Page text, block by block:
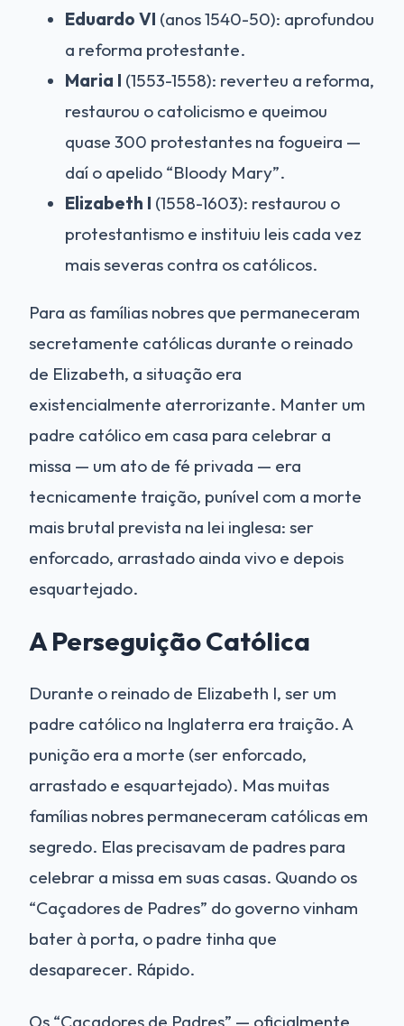
Eduardo VI (anos 1540-50): aprofundou
a reforma protestante.
Maria I (1553-1558): reverteu a reforma,
restaurou o catolicismo e queimou
quase 300 protestantes na fogueira —
daí o apelido “Bloody Mary”.
Elizabeth I (1558-1603): restaurou o
protestantismo e instituiu leis cada vez
mais severas contra os católicos.
Para as famílias nobres que permaneceram
secretamente católicas durante o reinado
de Elizabeth, a situação era
existencialmente aterrorizante. Manter um
padre católico em casa para celebrar a
missa — um ato de fé privada — era
tecnicamente traição, punível com a morte
mais brutal prevista na lei inglesa: ser
enforcado, arrastado ainda vivo e depois
esquartejado.
A Perseguição Católica
Durante o reinado de Elizabeth I, ser um
padre católico na Inglaterra era traição. A
punição era a morte (ser enforcado,
arrastado e esquartejado). Mas muitas
famílias nobres permaneceram católicas em
segredo. Elas precisavam de padres para
celebrar a missa em suas casas. Quando os
“Caçadores de Padres” do governo vinham
bater à porta, o padre tinha que
desaparecer. Rápido.
Os “Caçadores de Padres” — oficialmente